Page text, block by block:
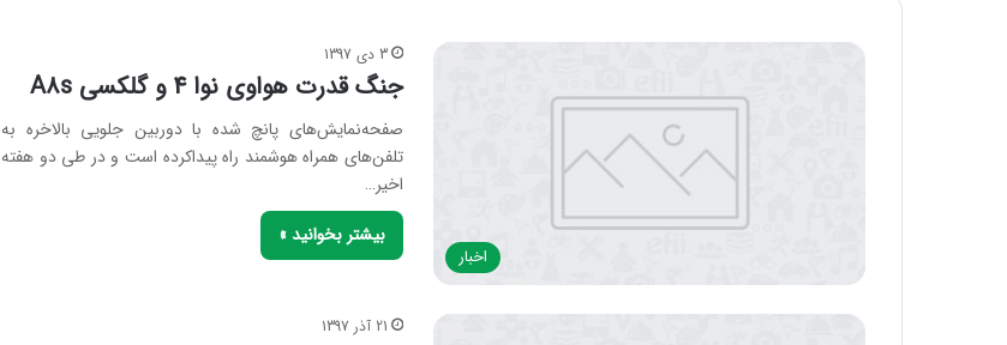
اخبار
3 دی 1397
جنگ قدرت هواوی نوا 4 و گلکسی A8s
صفحه‌نمایش‌های پانچ شده با دوربین جلویی بالاخره به
تلفن‌های همراه هوشمند راه پیداکرده است و در طی دو هفته
اخیر…
بیشتر بخوانید »
21 آذر 1397